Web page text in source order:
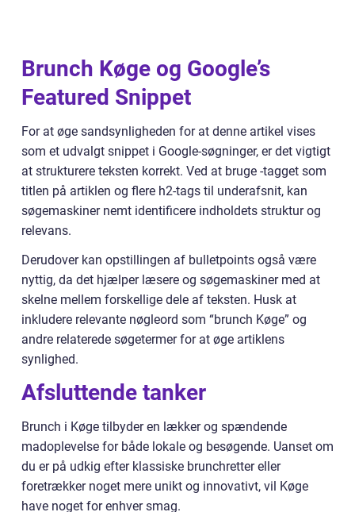
Brunch Køge og Google’s
Featured Snippet
For at øge sandsynligheden for at denne artikel vises
som et udvalgt snippet i Google-søgninger, er det vigtigt
at strukturere teksten korrekt. Ved at bruge -tagget som
titlen på artiklen og flere h2-tags til underafsnit, kan
søgemaskiner nemt identificere indholdets struktur og
relevans.
Derudover kan opstillingen af bulletpoints også være
nyttig, da det hjælper læsere og søgemaskiner med at
skelne mellem forskellige dele af teksten. Husk at
inkludere relevante nøgleord som “brunch Køge” og
andre relaterede søgetermer for at øge artiklens
synlighed.
Afsluttende tanker
Brunch i Køge tilbyder en lækker og spændende
madoplevelse for både lokale og besøgende. Uanset om
du er på udkig efter klassiske brunchretter eller
foretrækker noget mere unikt og innovativt, vil Køge
have noget for enhver smag.